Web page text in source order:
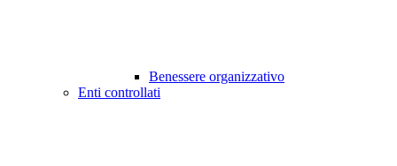
Benessere organizzativo
Enti controllati